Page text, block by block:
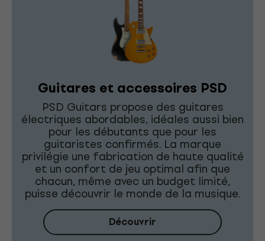
Guitares et accessoires PSD
PSD Guitars propose des guitares
électriques abordables, idéales aussi bien
pour les débutants que pour les
guitaristes confirmés. La marque
privilégie une fabrication de haute qualité
et un confort de jeu optimal afin que
chacun, même avec un budget limité,
puisse découvrir le monde de la musique.
Découvrir